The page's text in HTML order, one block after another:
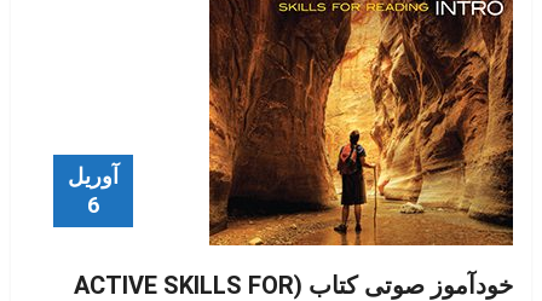
آوریل
6
خودآموز صوتی کتاب (ACTIVE SKILLS FOR